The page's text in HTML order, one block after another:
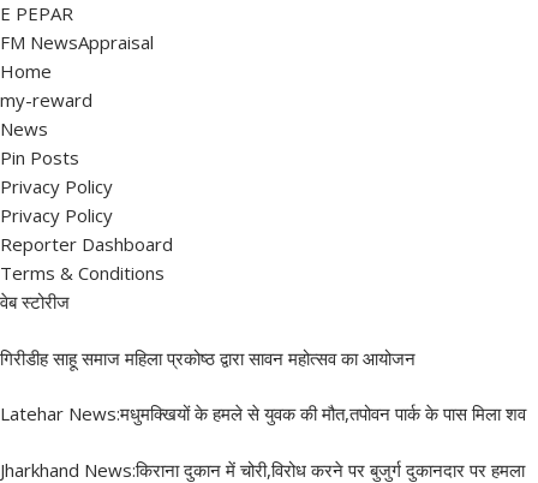
E PEPAR
FM NewsAppraisal
Home
my-reward
News
Pin Posts
Privacy Policy
Privacy Policy
Reporter Dashboard
Terms & Conditions
वेब स्टोरीज
गिरीडीह साहू समाज महिला प्रकोष्ठ द्वारा सावन महोत्सव का आयोजन
Latehar News:मधुमक्खियों के हमले से युवक की मौत,तपोवन पार्क के पास मिला शव
Jharkhand News:किराना दुकान में चोरी,विरोध करने पर बुजुर्ग दुकानदार पर हमला